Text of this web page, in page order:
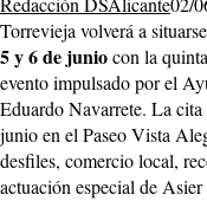
Torrevieja volverá a
5 y 6 de juniocon la
evento impulsado por el
Eduardo Navarrete. La
junio en el Paseo Vista
desfiles, comercio local,
actuación especial de